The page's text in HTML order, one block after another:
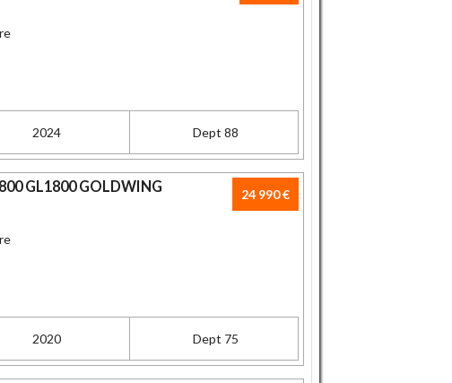
2024 Dept 88
24 990 €
GL1800 GOLDWING
2020 Dept 75